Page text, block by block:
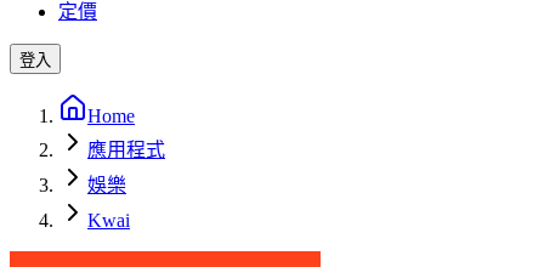
定價
登入
Home
應用程式
娛樂
Kwai